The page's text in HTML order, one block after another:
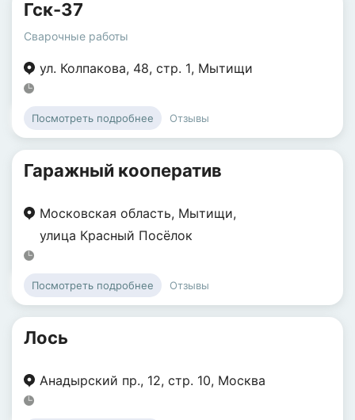
Гск-37
Сварочные работы
ул. Колпакова, 48, стр. 1, Мытищи
Посмотреть подробнее Отзывы
Гаражный кооператив
Московская область, Мытищи,
улица Красный Посёлок
Посмотреть подробнее Отзывы
Лось
Анадырский пр., 12, стр. 10, Москва